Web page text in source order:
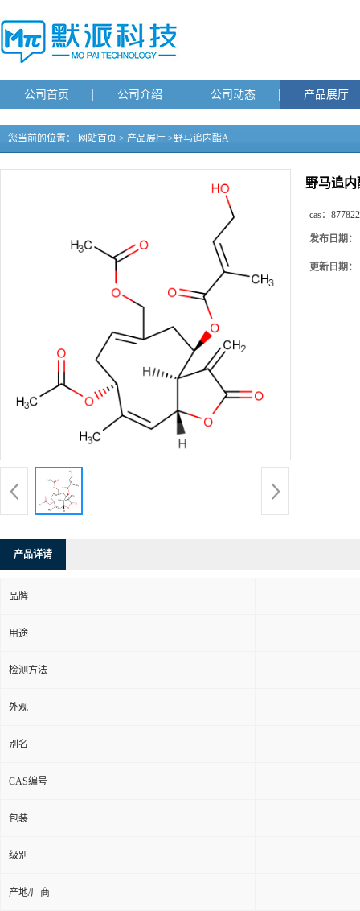
公司首页 公司介绍 公司动态 产品展厅
您当前的位置： 网站首页 > 产品展厅 >野马追内酯A
野马追
cas：
发布日期：
更新日期：
产品详请
品牌
用途
检测方法
外观
别名
CAS编号
包装
级别
产地/厂商